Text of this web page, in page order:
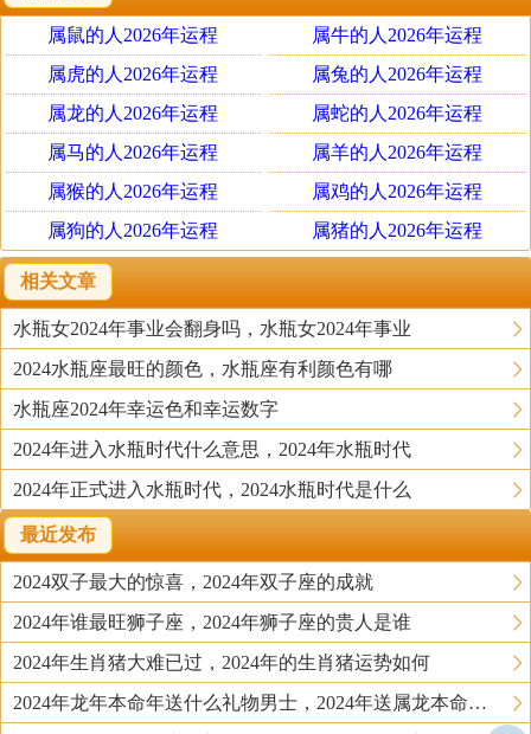
属鼠的人2026年运程
属牛的人2026年运程
属虎的人2026年运程
属兔的人2026年运程
属龙的人2026年运程
属蛇的人2026年运程
属马的人2026年运程
属羊的人2026年运程
属猴的人2026年运程
属鸡的人2026年运程
属狗的人2026年运程
属猪的人2026年运程
相关文章
水瓶女2024年事业会翻身吗，水瓶女2024年事业
2024水瓶座最旺的颜色，水瓶座有利颜色有哪
水瓶座2024年幸运色和幸运数字
2024年进入水瓶时代什么意思，2024年水瓶时代
2024年正式进入水瓶时代，2024水瓶时代是什么
最近发布
2024双子最大的惊喜，2024年双子座的成就
2024年谁最旺狮子座，2024年狮子座的贵人是谁
2024年生肖猪大难已过，2024年的生肖猪运势如何
2024年龙年本命年送什么礼物男士，2024年送属龙本命年的人什么礼物好